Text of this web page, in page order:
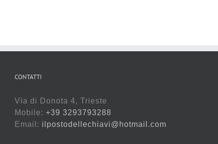
CONTATTI
Via di Donota 4, Trieste
Mobile: +39 3293793288
Email: ilpostodellechiavi@hotmail.com